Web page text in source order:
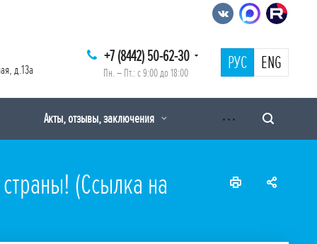
+7 (8442) 50-62-30
Пн. – Пт.: с 9:00 до 18:00 РУС ENG
д.13а
Акты, отзывы, заключения
(Ссылка на